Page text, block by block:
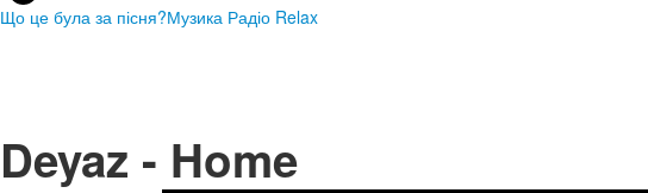
Що це була за пісня?Музика Радіо Relax
Deyaz - Home